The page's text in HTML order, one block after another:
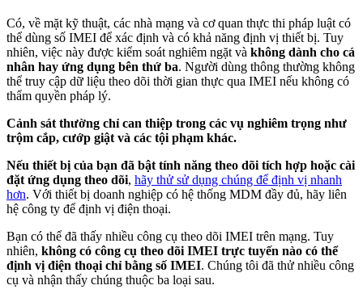
Có, về mặt kỹ thuật, các nhà mạng và cơ quan thực thi pháp luật có
thể dùng số IMEI để xác định và có khả năng định vị thiết bị. Tuy
nhiên, việc này được kiểm soát nghiêm ngặt và không dành cho cá
nhân hay ứng dụng bên thứ ba. Người dùng thông thường không
thể truy cập dữ liệu theo dõi thời gian thực qua IMEI nếu không có
thẩm quyền pháp lý.
Cảnh sát thường chỉ can thiệp trong các vụ nghiêm trọng như
trộm cắp, cướp giật và các tội phạm khác.
Nếu thiết bị của bạn đã bật tính năng theo dõi tích hợp hoặc cài
đặt ứng dụng theo dõi, hãy thử sử dụng chúng để định vị nhanh
hơn. Với thiết bị doanh nghiệp có hệ thống MDM đầy đủ, hãy liên
hệ công ty để định vị điện thoại.
Bạn có thể đã thấy nhiều công cụ theo dõi IMEI trên mạng. Tuy
nhiên, không có công cụ theo dõi IMEI trực tuyến nào có thể
định vị điện thoại chỉ bằng số IMEI. Chúng tôi đã thử nhiều công
cụ và nhận thấy chúng thuộc ba loại sau.